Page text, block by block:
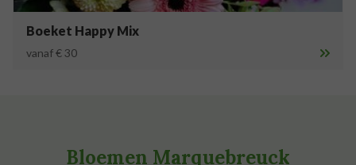
Boeket Happy Mix
vanaf € 30
Bloemen Marquebreuck